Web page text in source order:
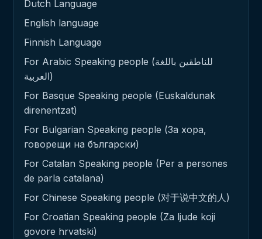
Dutch Language
English language
Finnish Language
For Arabic Speaking people (للناطقين باللغة
العربية)
For Basque Speaking people (Euskaldunak
direnentzat)
For Bulgarian Speaking people (За хора,
говорещи на български)
For Catalan Speaking people (Per a persones
de parla catalana)
For Chinese Speaking people (对于说中文的人)
For Croatian Speaking people (Za ljude koji
govore hrvatski)